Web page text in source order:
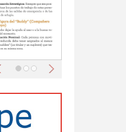
Anterior Siguiente